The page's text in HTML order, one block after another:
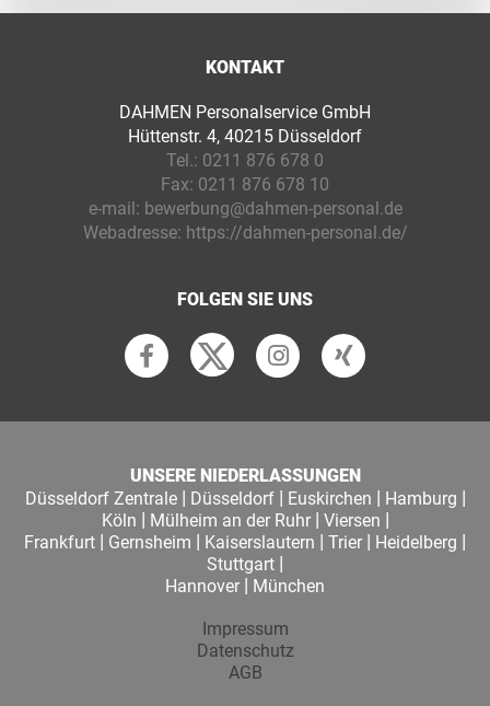
KONTAKT
DAHMEN Personalservice GmbH
Hüttenstr. 4, 40215 Düsseldorf
Tel.: 0211 876 678 0
Fax: 0211 876 678 10
e-mail: bewerbung@dahmen-personal.de
Webadresse: https://dahmen-personal.de/
FOLGEN SIE UNS
UNSERE NIEDERLASSUNGEN
Düsseldorf Zentrale| Düsseldorf| Euskirchen | Hamburg |
Köln | Mülheim an der Ruhr| Viersen |
Frankfurt | Gernsheim | Kaiserslautern | Trier | Heidelberg |
Stuttgart |
Hannover | München
Impressum
Datenschutz
AGB